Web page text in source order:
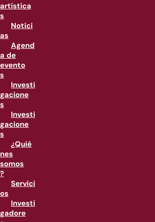
artística
s
Notici
as
Agend
a de
evento
s
Investi
gacione
s
Investi
gacione
s
¿Quié
nes
somos
?
Servici
os
Investi
gadore